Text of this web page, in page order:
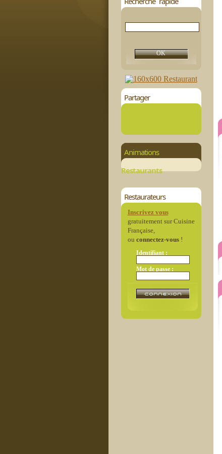
Partager
Animations
Restaurants
Restaurateurs
Inscrivez vous
gratuitement sur Cuisine
Française,
ou connectez-vous!
Identifiant :
Mot de passe :